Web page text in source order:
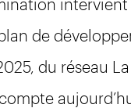
de
du réseau